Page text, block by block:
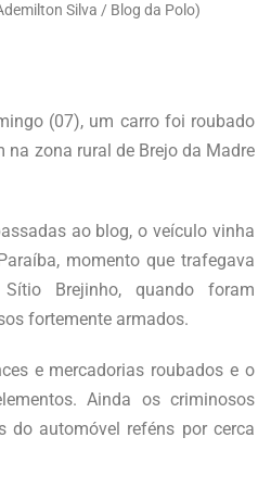
Silva / Blog da Polo)
(07), um carro foi roubado
na zona rural de Brejo da Madre
ao blog, o veículo vinha
momento que trafegava
Brejinho, quando foram
fortemente armados.
e mercadorias roubados e o
Ainda os criminosos
do automóvel reféns por cerca